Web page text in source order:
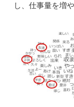
し、仕事量を増